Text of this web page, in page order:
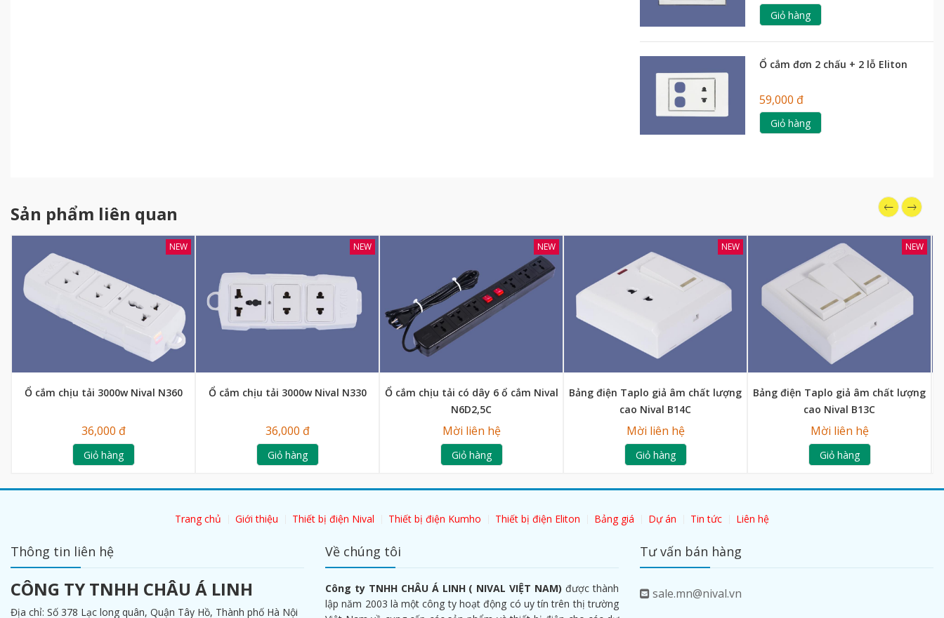
Giỏ hàng
Ổ cắm đơn 2 chấu + 2 lỗ Eliton
59,000 đ
Giỏ hàng
Sản phẩm liên quan
NEW
Ổ cắm chịu tải 3000w Nival N360
36,000 đ
Giỏ hàng
NEW
Ổ cắm chịu tải 3000w Nival N330
36,000 đ
Giỏ hàng
NEW
Ổ cắm chịu tải có dây 6 ổ cắm Nival
N6D2,5C
Mời liên hệ
Giỏ hàng
NEW
Bảng điện Taplo giả âm chất lượng
cao Nival B14C
Mời liên hệ
Giỏ hàng
NEW
Bảng điện Taplo giả âm chất lượng
cao Nival B13C
Mời liên hệ
Giỏ hàng
Trang chủ Giới thiệu Thiết bị điện Nival Thiết bị điện Kumho Thiết bị điện Eliton Bảng giá Dự án Tin tức Liên hệ
Thông tin liên hệ
CÔNG TY TNHH CHÂU Á LINH
Địa chỉ: Số 378 Lạc long quân, Quận Tây Hồ, Thành phố Hà Nội
Về chúng tôi
Công ty TNHH CHÂU Á LINH ( NIVAL VIỆT NAM) được thành
lập năm 2003 là một công ty hoạt động có uy tín trên thị trường
Tư vấn bán hàng
sale.mn@nival.vn